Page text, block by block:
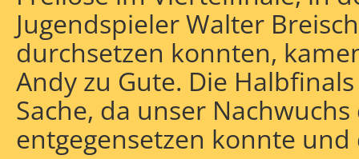
Jugendspieler Walter
durchsetzen konnten,
Andy zu Gute. Die
Sache, da unser
entgegensetzen konnte